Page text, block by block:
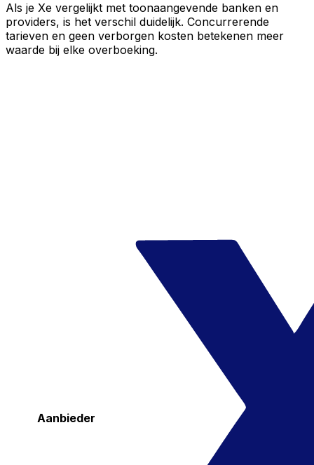
Als je Xe vergelijkt met toonaangevende banken en
providers, is het verschil duidelijk. Concurrerende
tarieven en geen verborgen kosten betekenen meer
waarde bij elke overboeking.
Aanbieder